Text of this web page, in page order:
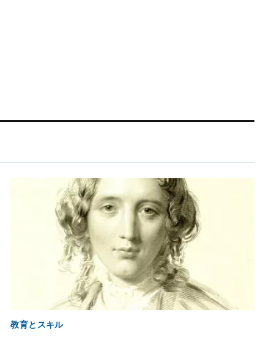
教育とスキル